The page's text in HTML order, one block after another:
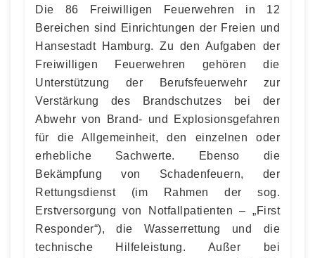
Die 86 Freiwilligen Feuerwehren in 12
Bereichen sind Einrichtungen der Freien und
Hansestadt Hamburg. Zu den Aufgaben der
Freiwilligen Feuerwehren gehören die
Unterstützung der Berufsfeuerwehr zur
Verstärkung des Brandschutzes bei der
Abwehr von Brand- und Explosionsgefahren
für die Allgemeinheit, den einzelnen oder
erhebliche Sachwerte. Ebenso die
Bekämpfung von Schadenfeuern, der
Rettungsdienst (im Rahmen der sog.
Erstversorgung von Notfallpatienten – „First
Responder“), die Wasserrettung und die
technische Hilfeleistung. Außer bei